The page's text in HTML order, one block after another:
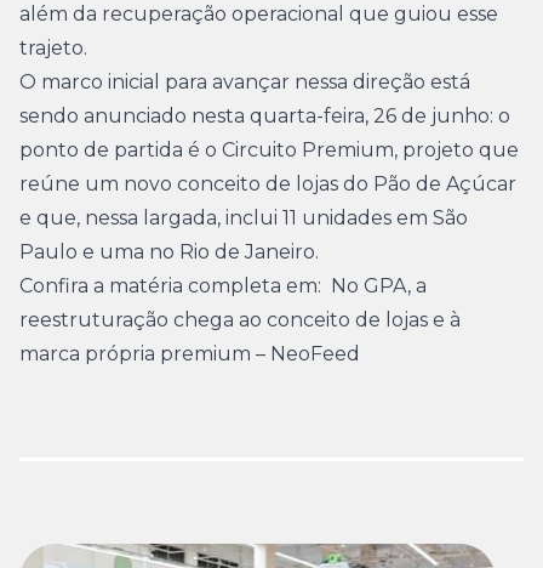
além da recuperação operacional que guiou esse
trajeto.
O marco inicial para avançar nessa direção está
sendo anunciado nesta quarta-feira, 26 de junho: o
ponto de partida é o Circuito Premium, projeto que
reúne um novo conceito de lojas do Pão de Açúcar
e que, nessa largada, inclui 11 unidades em São
Paulo e uma no Rio de Janeiro.
Confira a matéria completa em: No GPA, a
reestruturação chega ao conceito de lojas e à
marca própria premium – NeoFeed